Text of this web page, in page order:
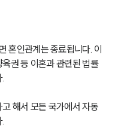
혼인관계는 종료됩니다. 이
권 등 이혼과 관련된 법률
해서 모든 국가에서 자동